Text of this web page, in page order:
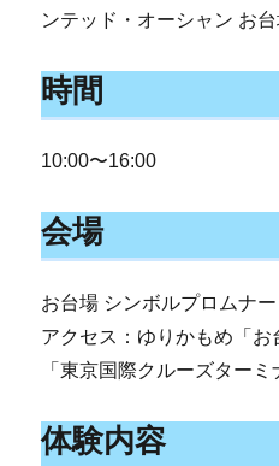
ンテッド・オーシャン お
時間
10:00〜16:00
会場
お台場 シンボルプロムナ
アクセス：ゆりかもめ「
「東京国際クルーズター
体験内容